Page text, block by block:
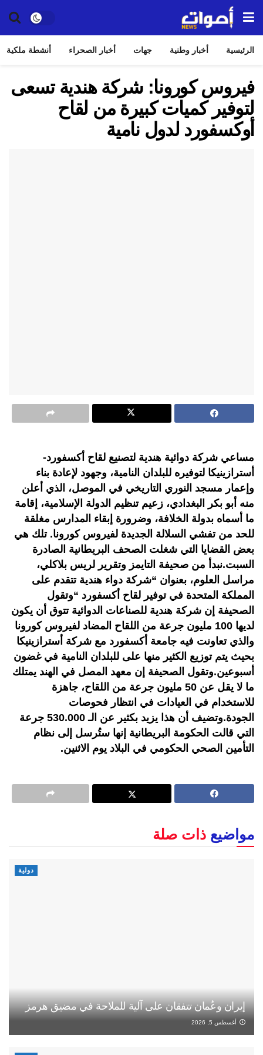
الرئيسية أخبار وطنية جهات أخبار الصحراء أنشطة ملكية
فيروس كورونا: شركة هندية تسعى
لتوفير كميات كبيرة من لقاح
أوكسفورد لدول نامية
مساعي شركة دوائية هندية لتصنيع لقاح أكسفورد-
أسترازينيكا لتوفيره للبلدان النامية، وجهود لإعادة بناء
وإعمار مسجد النوري التاريخي في الموصل، الذي أعلن
منه أبو بكر البغدادي، زعيم تنظيم الدولة الإسلامية، إقامة
ما أسماه بدولة الخلافة، وضرورة إبقاء المدارس مغلقة
للحد من تفشي السلالة الجديدة لفيروس كورونا. تلك هي
بعض القضايا التي شغلت الصحف البريطانية الصادرة
السبت.نبدأ من صحيفة التايمز وتقرير لريس بلاكلي،
مراسل العلوم، بعنوان “شركة دواء هندية تتقدم على
المملكة المتحدة في توفير لقاح أكسفورد “وتقول
الصحيفة إن شركة هندية للصناعات الدوائية تتوق أن يكون
لديها 100 مليون جرعة من اللقاح المضاد لفيروس كورونا
والذي تعاونت فيه جامعة أكسفورد مع شركة أسترازينيكا
بحيث يتم توزيع الكثير منها على للبلدان النامية في غضون
أسبوعين.وتقول الصحيفة إن معهد المصل في الهند يمتلك
ما لا يقل عن 50 مليون جرعة من اللقاح، جاهزة
للاستخدام في العيادات في انتظار فحوصات
الجودة.وتضيف أن هذا يزيد بكثير عن الـ 530.000 جرعة
التي قالت الحكومة البريطانية إنها ستُرسل إلى نظام
التأمين الصحي الحكومي في البلاد يوم الاثنين.
مواضيع ذات صلة
دولية
إيران وعُمان تتفقان على آلية للملاحة في مضيق هرمز
أغسطس 5, 2026